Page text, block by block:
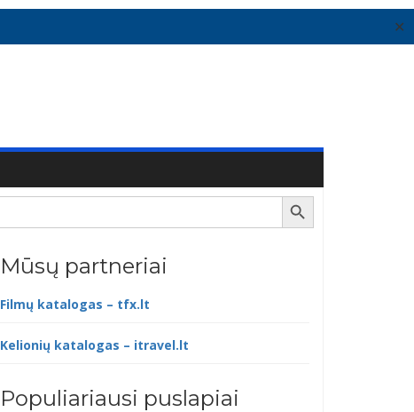
✕
Search Button
Mūsų partneriai
Filmų katalogas – tfx.lt
Kelionių katalogas – itravel.lt
Populiariausi puslapiai